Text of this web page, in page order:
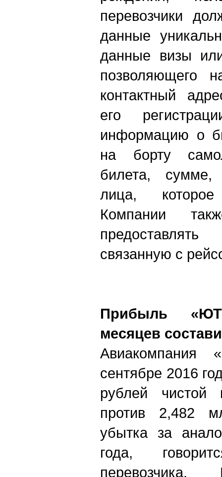
перевозчики
данные
данные визы
позволяющего
контактный
его
информацию о
на борту
билета, сумме,
лица,
Компании
связанную с
Прибыль
месяцев
Авиакомпания
сентябре 2016
рублей
против 2,482
убытка за
года,